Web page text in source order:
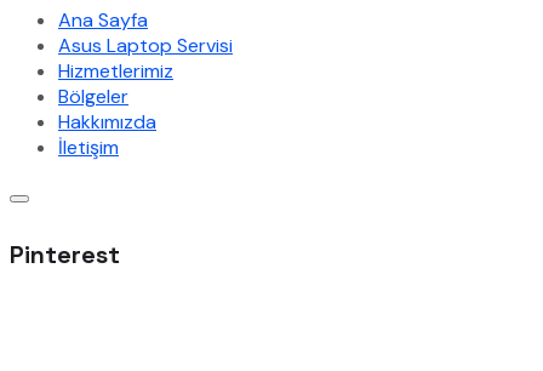
Ana Sayfa
Asus Laptop Servisi
Hizmetlerimiz
Bölgeler
Hakkımızda
İletişim
Pinterest